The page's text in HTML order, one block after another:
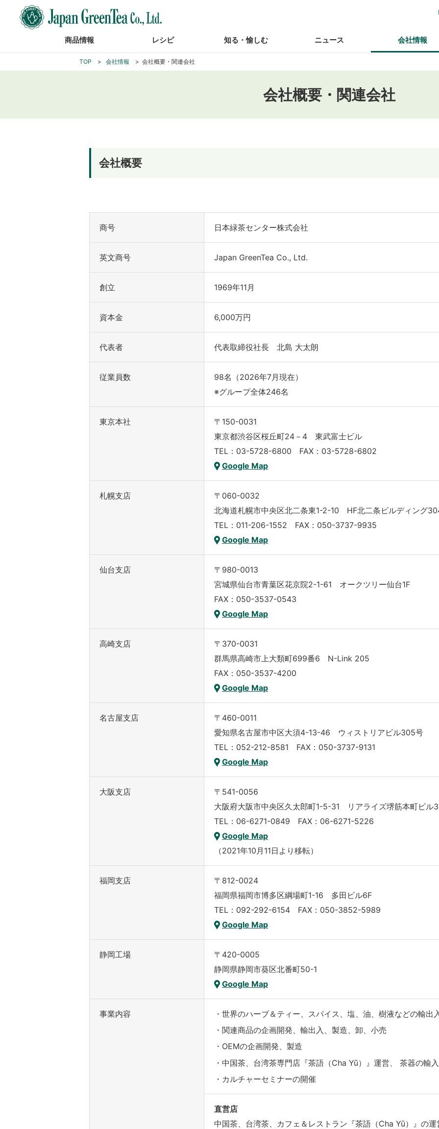
商品情報 レシピ 知る・愉しむ ニュース 会社情報
TOP 会社情報 会社概要・関連会社
会社概要・関連会社
会社概要
商号 日本緑茶センター株式会社
英文商号 Japan GreenTea Co., Ltd.
創立 1969年11月
資本金 6,000万円
代表者 代表取締役社長 北島 大太朗
従業員数
98名（2026年7月現在）
※グループ全体246名
東京本社
〒150-0031
東京都渋谷区桜丘町24－4 東武富士ビル
TEL：03-5728-6800 FAX：03-5728-6802
Google Map
札幌支店
〒060-0032
北海道札幌市中央区北二条東1-2-10 HF北二条ビルディング
TEL：011-206-1552 FAX：050-3737-9935
Google Map
仙台支店
〒980-0013
宮城県仙台市青葉区花京院2-1-61 オークツリー仙台1F
FAX：050-3537-0543
Google Map
高崎支店
〒370-0031
群馬県高崎市上大類町699番6 N-Link 205
FAX：050-3537-4200
Google Map
名古屋支店
〒460-0011
愛知県名古屋市中区大須4-13-46 ウィストリアビル305号
TEL：052-212-8581 FAX：050-3737-9131
Google Map
大阪支店
〒541-0056
大阪府大阪市中央区久太郎町1-5-31 リアライズ堺筋本町ビル
TEL：06-6271-0849 FAX：06-6271-5226
Google Map
（2021年10月11日より移転）
福岡支店
〒812-0024
福岡県福岡市博多区綱場町1-16 多田ビル6F
TEL：092-292-6154 FAX：050-3852-5989
Google Map
静岡工場
〒420-0005
静岡県静岡市葵区北番町50-1
Google Map
事業内容
世界のハーブ＆ティー、スパイス、塩、油、樹液などの輸出
関連商品の企画開発、輸出入、製造、卸、小売
OEMの企画開発、製造
中国茶、台湾茶専門店『茶語（Cha Yū）』運営、 茶器の輸
カルチャーセミナーの開催
直営店
中国茶、台湾茶、カフェ＆レストラン『茶語（Cha Yū）』の運